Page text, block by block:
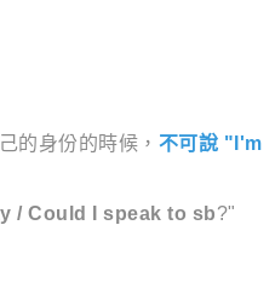
的身份的時候， 不可說 "I'm
/ Could I speak to sb?"